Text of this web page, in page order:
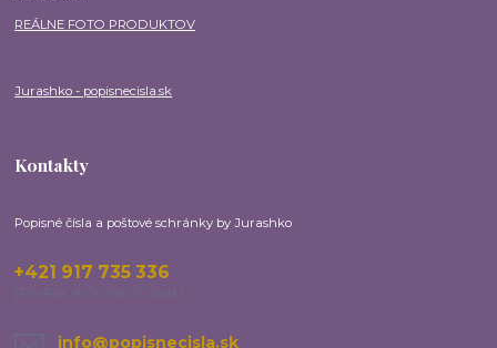
REÁLNE FOTO PRODUKTOV
Jurashko - popisnecisla.sk
Kontakty
Popisné čísla a poštové schránky by Jurashko
+421 917 735 336
info@popisnecisla.sk